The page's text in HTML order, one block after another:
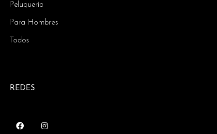
Peluquería
Para Hombres
Todos
REDES